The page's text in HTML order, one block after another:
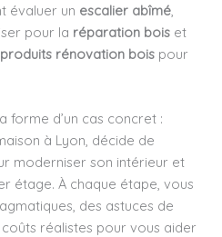
évaluer un escalier abîmé
pour la réparation bois et
produits rénovation bois pour
forme d’un cas concret :
à Lyon, décide de
moderniser son intérieur et
étage. À chaque étape, vous
des astuces de
réalistes pour vous aider